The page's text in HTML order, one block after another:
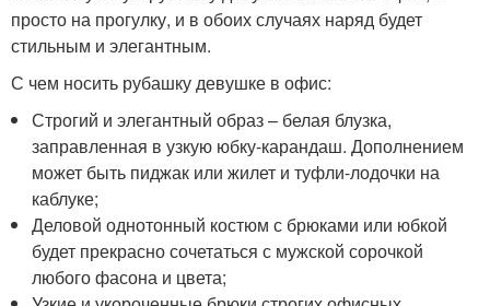
просто на прогулку, и в обоих случаях наряд будет
стильным и элегантным.
С чем носить рубашку девушке в офис:
Строгий и элегантный образ – белая блузка,
заправленная в узкую юбку-карандаш. Дополнением
может быть пиджак или жилет и туфли-лодочки на
каблуке;
Деловой однотонный костюм с брюками или юбкой
будет прекрасно сочетаться с мужской сорочкой
любого фасона и цвета;